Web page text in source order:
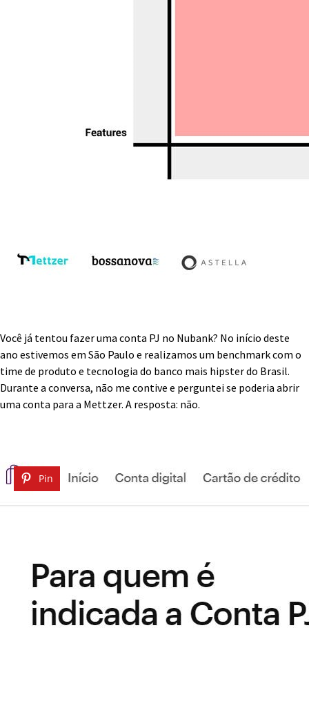
Você já tentou fazer uma conta PJ no Nubank? No início deste
ano estivemos em São Paulo e realizamos um benchmark com o
time de produto e tecnologia do banco mais hipster do Brasil.
Durante a conversa, não me contive e perguntei se poderia abrir
uma conta para a Mettzer. A resposta: não.
Pin